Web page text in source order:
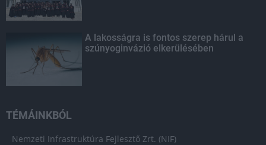
A lakosságra is fontos szerep hárul a
szúnyoginvázió elkerülésében
TÉMÁINKBÓL
Nemzeti Infrastruktúra Fejlesztő Zrt. (NIF)